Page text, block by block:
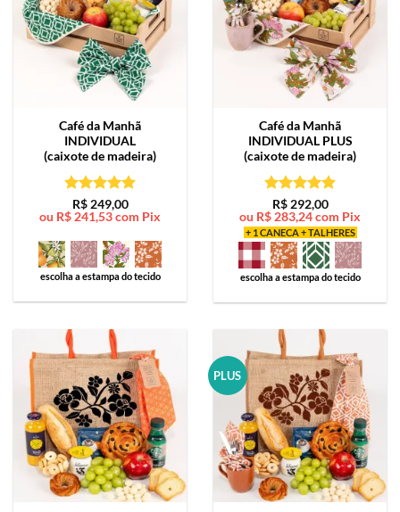
Café da Manhã
INDIVIDUAL
(caixote de madeira)
Avaliação5
de 5
R$249,00
ou R$241,53com Pix
escolha a estampa do tecido
Café da Manhã
INDIVIDUAL PLUS
(caixote de madeira)
Avaliação5
de 5
R$292,00
ou R$283,24com Pix
+ 1 CANECA + TALHERES
escolha a estampa do tecido
PLUS